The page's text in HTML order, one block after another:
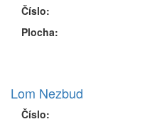
Číslo:
Plocha:
Lom Nezbud
Číslo: